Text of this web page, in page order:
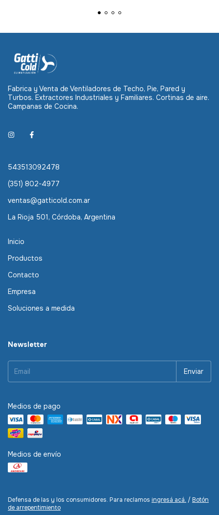
Fabrica y Venta de Ventiladores de Techo, Pie, Pared y
Turbos. Extractores Industriales y Familiares. Cortinas de aire.
Campanas de Cocina.
543513092478
(351) 802-4977
ventas@gatticold.com.ar
La Rioja 501, Córdoba, Argentina
Inicio
Productos
Contacto
Empresa
Soluciones a medida
Newsletter
Medios de pago
Medios de envío
Defensa de las y los consumidores. Para reclamos ingresá acá. / Botón
de arrepentimiento